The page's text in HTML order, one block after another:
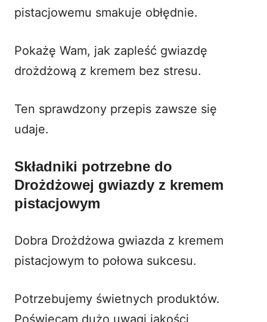
pistacjowemu smakuje obłędnie.
Pokażę Wam, jak zapleść gwiazdę
drożdżową z kremem bez stresu.
Ten sprawdzony przepis zawsze się
udaje.
Składniki potrzebne do
Drożdżowej gwiazdy z kremem
pistacjowym
Dobra Drożdżowa gwiazda z kremem
pistacjowym to połowa sukcesu.
Potrzebujemy świetnych produktów.
Poświęcam dużo uwagi jakości